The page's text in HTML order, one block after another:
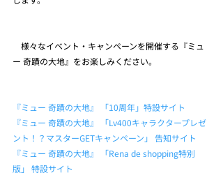
様々なイベント・キャンペーンを開催する『ミュ
ー 奇蹟の大地』をお楽しみください。
『ミュー 奇蹟の大地』 「10周年」特設サイト
『ミュー 奇蹟の大地』 「Lv400キャラクタープレゼ
ント！？マスターGETキャンペーン」 告知サイト
『ミュー 奇蹟の大地』 「Rena de shopping特別
版」 特設サイト